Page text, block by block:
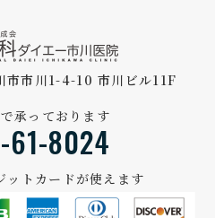
市川1-4-10 市川ビル11F
承っております
61-8024
ットカードが使えます